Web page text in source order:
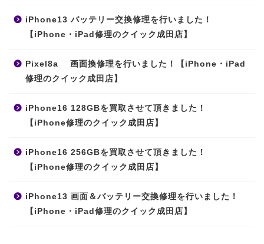
iPhone13 バッテリー交換修理を行いました！
【iPhone・iPad修理のクイック成田店】
Pixel8a 画面換修理を行いました！【iPhone・iPad
修理のクイック成田店】
iPhone16 128GBを買取させて頂きました！
【iPhone修理のクイック成田店】
iPhone16 256GBを買取させて頂きました！
【iPhone修理のクイック成田店】
iPhone13 画面＆バッテリー交換修理を行いました！
【iPhone・iPad修理のクイック成田店】